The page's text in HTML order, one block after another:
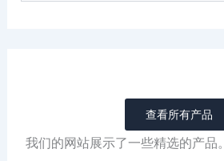
查看所有产品
我们的网站展示了一些精选的产品